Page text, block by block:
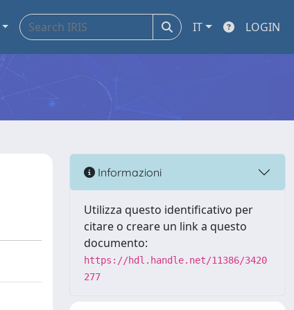
IT LOGIN
Informazioni
Utilizza questo identificativo per
citare o creare un link a questo
documento:
https://hdl.handle.net/11386/3420
277